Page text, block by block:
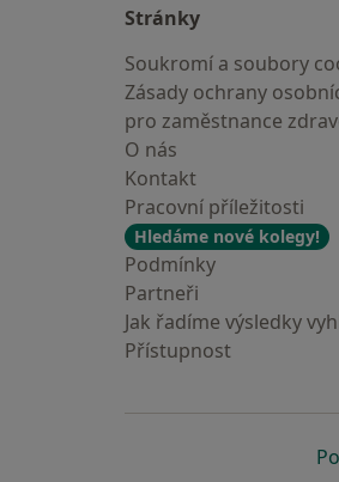
Stránky
Soukromí a soubory
Zásady ochrany
pro zaměstnance
O nás
Kontakt
Pracovní příležitosti
Hledáme nové kolegy!
Podmínky
Partneři
Jak řadíme výsledky
Přístupnost